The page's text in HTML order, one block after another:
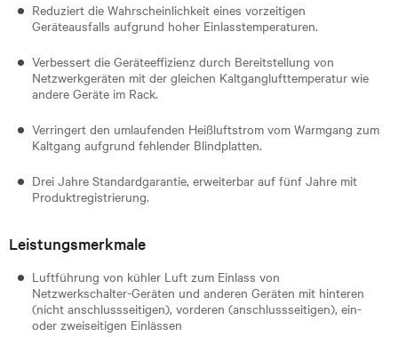
Reduziert die Wahrscheinlichkeit eines vorzeitigen
Geräteausfalls aufgrund hoher Einlasstemperaturen.
Verbessert die Geräteeffizienz durch Bereitstellung von
Netzwerkgeräten mit der gleichen Kaltganglufttemperatur wie
andere Geräte im Rack.
Verringert den umlaufenden Heißluftstrom vom Warmgang zum
Kaltgang aufgrund fehlender Blindplatten.
Drei Jahre Standardgarantie, erweiterbar auf fünf Jahre mit
Produktregistrierung.
Leistungsmerkmale
Luftführung von kühler Luft zum Einlass von
Netzwerkschalter-Geräten und anderen Geräten mit hinteren
(nicht anschlussseitigen), vorderen (anschlussseitigen), ein-
oder zweiseitigen Einlässen